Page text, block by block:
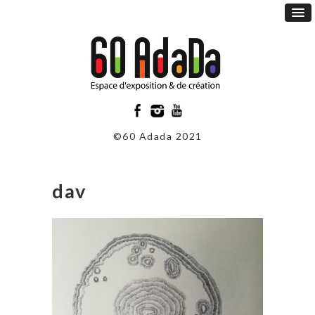
©60 Adada 2021
dav